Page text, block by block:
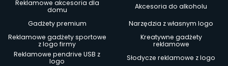
Reklamowe akcesoria dla
domu
Akcesoria do alkoholu
Gadżety premium
Narzędzia z własnym logo
Reklamowe gadżety sportowe
z logo firmy
Kreatywne gadżety
reklamowe
Reklamowe pendrive USB z
logo
Słodycze reklamowe z logo